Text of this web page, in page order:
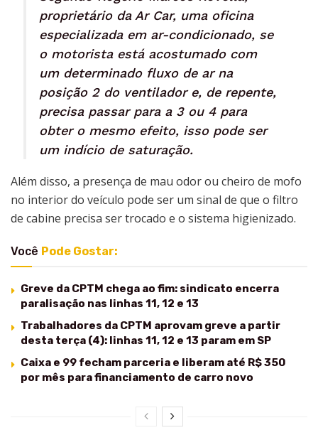
proprietário da Ar Car, uma oficina
especializada em ar-condicionado, se
o motorista está acostumado com
um determinado fluxo de ar na
posição 2 do ventilador e, de repente,
precisa passar para a 3 ou 4 para
obter o mesmo efeito, isso pode ser
um indício de saturação.
Além disso, a presença de mau odor ou cheiro de mofo
no interior do veículo pode ser um sinal de que o filtro
de cabine precisa ser trocado e o sistema higienizado.
Você Pode Gostar:
Greve da CPTM chega ao fim: sindicato encerra
paralisação nas linhas 11, 12 e 13
Trabalhadores da CPTM aprovam greve a partir
desta terça (4): linhas 11, 12 e 13 param em SP
Caixa e 99 fecham parceria e liberam até R$ 350
por mês para financiamento de carro novo